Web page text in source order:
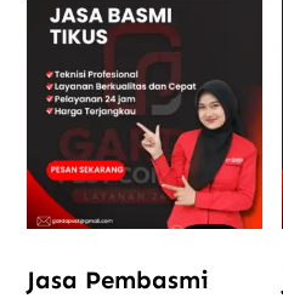
Jasa Pembasmi